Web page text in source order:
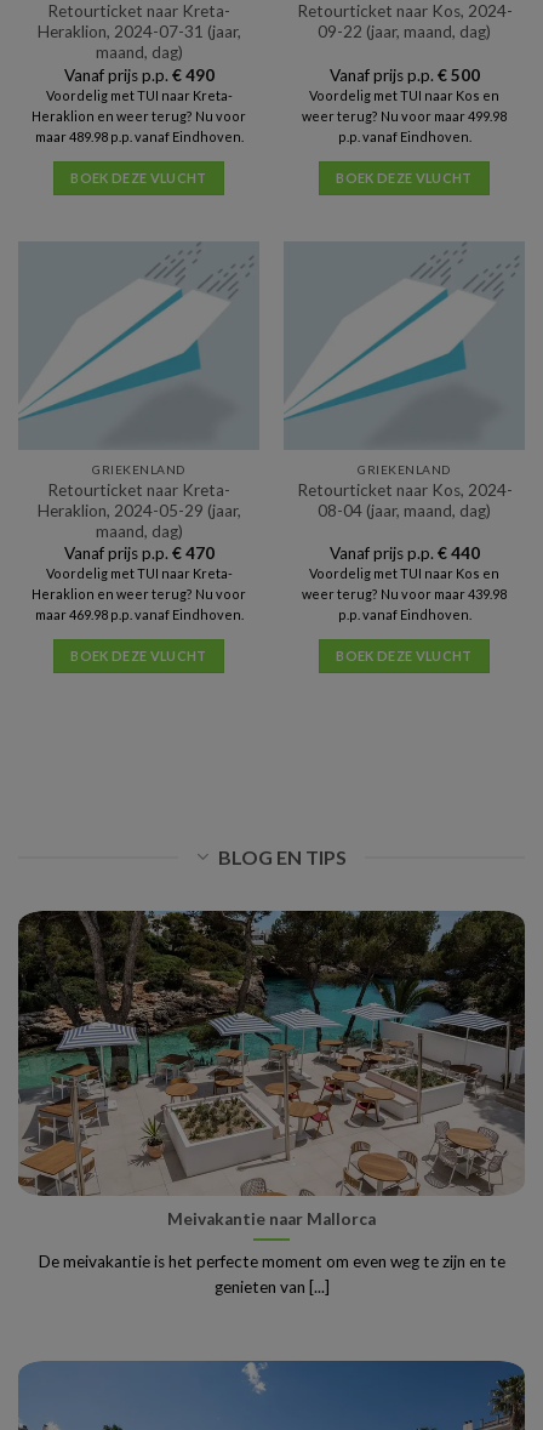
Retourticket naar Kreta-
Heraklion, 2024-07-31 (jaar,
maand, dag)
Vanaf prijs p.p. €490
Voordelig met TUI naar Kreta-
Heraklion en weer terug? Nu voor
maar 489.98 p.p. vanaf Eindhoven.
BOEK DEZE VLUCHT
Retourticket naar Kos, 2024-
09-22 (jaar, maand, dag)
Vanaf prijs p.p. €500
Voordelig met TUI naar Kos en
weer terug? Nu voor maar 499.98
p.p. vanaf Eindhoven.
BOEK DEZE VLUCHT
GRIEKENLAND
Retourticket naar Kreta-
Heraklion, 2024-05-29 (jaar,
maand, dag)
Vanaf prijs p.p. €470
Voordelig met TUI naar Kreta-
Heraklion en weer terug? Nu voor
maar 469.98 p.p. vanaf Eindhoven.
BOEK DEZE VLUCHT
GRIEKENLAND
Retourticket naar Kos, 2024-
08-04 (jaar, maand, dag)
Vanaf prijs p.p. €440
Voordelig met TUI naar Kos en
weer terug? Nu voor maar 439.98
p.p. vanaf Eindhoven.
BOEK DEZE VLUCHT
BLOG EN TIPS
Meivakantie naar Mallorca
De meivakantie is het perfecte moment om even weg te zijn en te
genieten van [...]